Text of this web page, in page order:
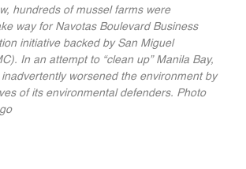
hundreds of mussel farms were
way for Navotas Boulevard Business
initiative backed by San Miguel
In an attempt to “clean up” Manila Bay,
worsened the environment by
of its environmental defenders. Photo